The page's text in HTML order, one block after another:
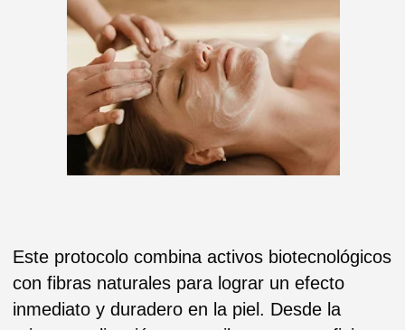
Este protocolo combina activos biotecnológicos
con fibras naturales para lograr un efecto
inmediato y duradero en la piel. Desde la
primera aplicación se percibe una superficie
más lisa, hidratada y firme, gracias a su
capacidad de rellenar líneas finas y mejorar la
visiblemente los signos del envejecimiento. Su
formulación está diseñada para adaptarse a
todo tipo de piel, incluso la sensible, brindando
un “efecto lifting” instantáneo sin irritación.